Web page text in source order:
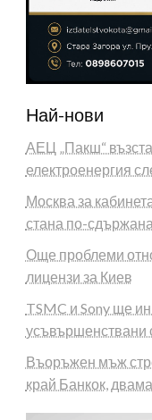
Най-нови
АЕЦ „Пакш“
електроенергия
Москва за
стана по-
Още проблеми
лицензи за Киев
TSMC и Sony ще
усъвършенствани
Въоръжен мъж
край Банкок,